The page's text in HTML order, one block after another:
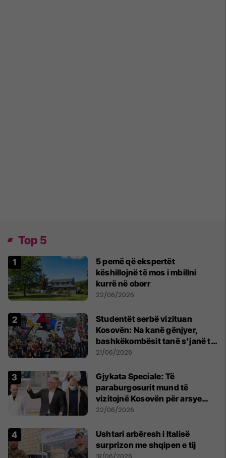
Top 5
5 pemë që ekspertët
këshillojnë të mos i mbillni
kurrë në oborr
22/06/2026
Studentët serbë vizituan
Kosovën: Na kanë gënjyer,
bashkëkombësit tanë s’janë të
shtypur
21/06/2026
​Gjykata Speciale: Të
paraburgosurit mund të
vizitojnë Kosovën për arsye
humanitare
22/06/2026
Ushtari arbëresh i Italisë
surprizon me shqipen e tij